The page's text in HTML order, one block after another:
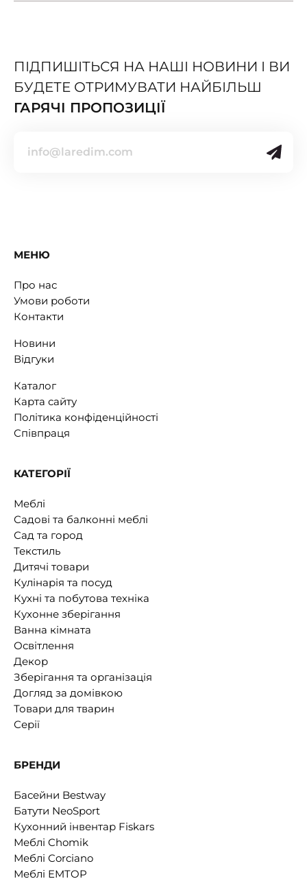
ПІДПИШІТЬСЯ НА НАШІ НОВИНИ І ВИ
БУДЕТЕ ОТРИМУВАТИ НАЙБІЛЬШ
ГАРЯЧІ ПРОПОЗИЦІЇ
МЕНЮ
Про нас
Умови роботи
Контакти
Новини
Відгуки
Каталог
Карта сайту
Політика конфіденційності
Співпраця
КАТЕГОРІЇ
Меблі
Садові та балконні меблі
Сад та город
Текстиль
Дитячі товари
Кулінарія та посуд
Кухні та побутова техніка
Кухонне зберігання
Ванна кімната
Освітлення
Декор
Зберігання та організація
Догляд за домівкою
Товари для тварин
Серії
БРЕНДИ
Басейни Bestway
Батути NeoSport
Кухонний інвентар Fiskars
Меблі Chomik
Меблі Corciano
Меблі EMTOP